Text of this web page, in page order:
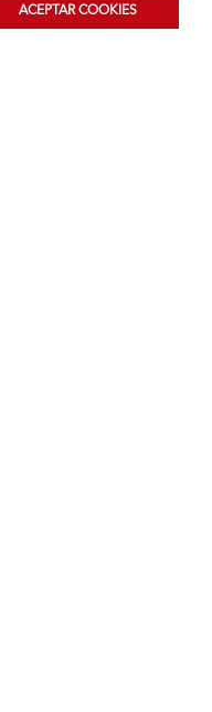
FiltrarACEPTAR COOKIES